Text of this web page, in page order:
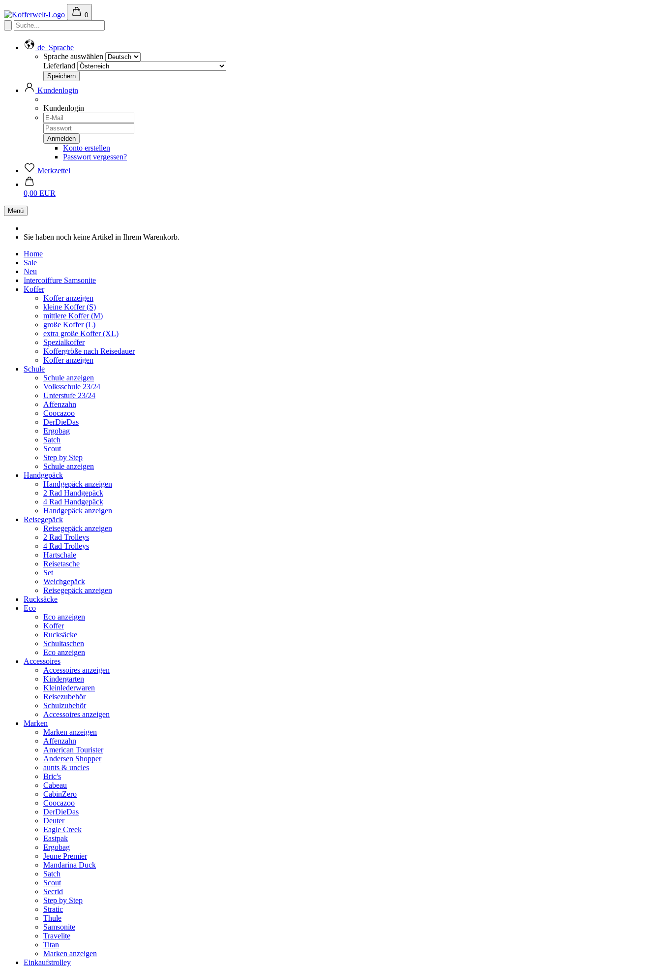
0
de Sprache
Sprache auswählen
Lieferland
Kundenlogin
Kundenlogin
Konto erstellen
Passwort vergessen?
Merkzettel
0,00 EUR
Menü
Sie haben noch keine Artikel in Ihrem Warenkorb.
Home
Sale
Neu
Intercoiffure Samsonite
Koffer
Koffer anzeigen
kleine Koffer (S)
mittlere Koffer (M)
große Koffer (L)
extra große Koffer (XL)
Spezialkoffer
Koffergröße nach Reisedauer
Koffer anzeigen
Schule
Schule anzeigen
Volksschule 23/24
Unterstufe 23/24
Affenzahn
Coocazoo
DerDieDas
Ergobag
Satch
Scout
Step by Step
Schule anzeigen
Handgepäck
Handgepäck anzeigen
2 Rad Handgepäck
4 Rad Handgepäck
Handgepäck anzeigen
Reisegepäck
Reisegepäck anzeigen
2 Rad Trolleys
4 Rad Trolleys
Hartschale
Reisetasche
Set
Weichgepäck
Reisegepäck anzeigen
Rucksäcke
Eco
Eco anzeigen
Koffer
Rucksäcke
Schultaschen
Eco anzeigen
Accessoires
Accessoires anzeigen
Kindergarten
Kleinlederwaren
Reisezubehör
Schulzubehör
Accessoires anzeigen
Marken
Marken anzeigen
Affenzahn
American Tourister
Andersen Shopper
aunts & uncles
Bric's
Cabeau
CabinZero
Coocazoo
DerDieDas
Deuter
Eagle Creek
Eastpak
Ergobag
Jeune Premier
Mandarina Duck
Satch
Scout
Secrid
Step by Step
Stratic
Thule
Samsonite
Travelite
Titan
Marken anzeigen
Einkaufstrolley